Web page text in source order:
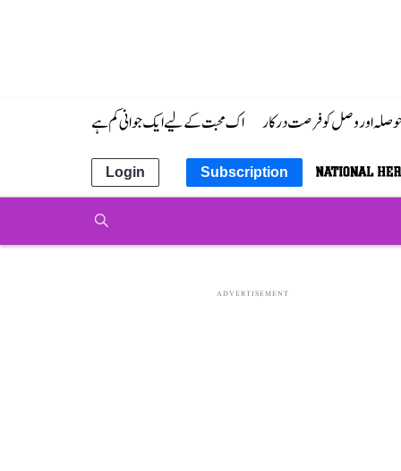
حوصلہ اور وصل کو فرصت درکار اک محبت کے لیے ایک جوانی کم ہے
Subscription
Login
ADVERTISEMENT